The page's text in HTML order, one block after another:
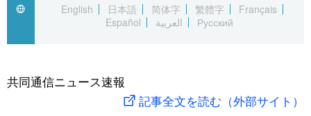
العربية
社会
旅と暮らし
文化
科学・技術
暮らし
お知らせ
English
日本語 简体字 繁體字
Français
Español
العربية Русский
共同通信ニュース速報
記事全文を読む（外部サイト）